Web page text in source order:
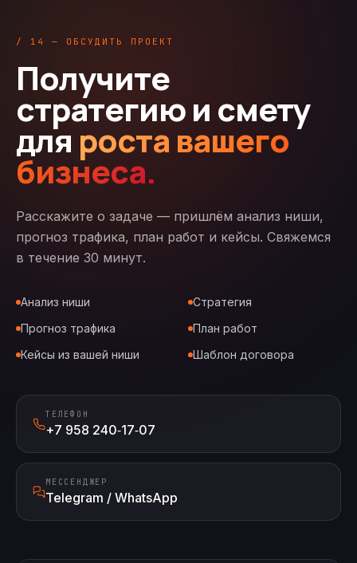
/ 14 — ОБСУДИТЬ ПРОЕКТ
Получите
стратегию и смету
для роста вашего
бизнеса.
Расскажите о задаче — пришлём анализ ниши,
прогноз трафика, план работ и кейсы. Свяжемся
в течение 30 минут.
Анализ ниши
Стратегия
Прогноз трафика
План работ
Кейсы из вашей ниши
Шаблон договора
ТЕЛЕФОН
+7 958 240‑17‑07
МЕССЕНДЖЕР
Telegram / WhatsApp